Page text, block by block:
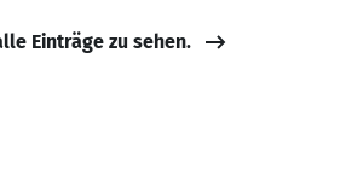
Einträge zu sehen.